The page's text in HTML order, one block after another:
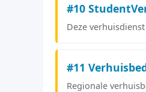
#10
Deze
#11
Regionale